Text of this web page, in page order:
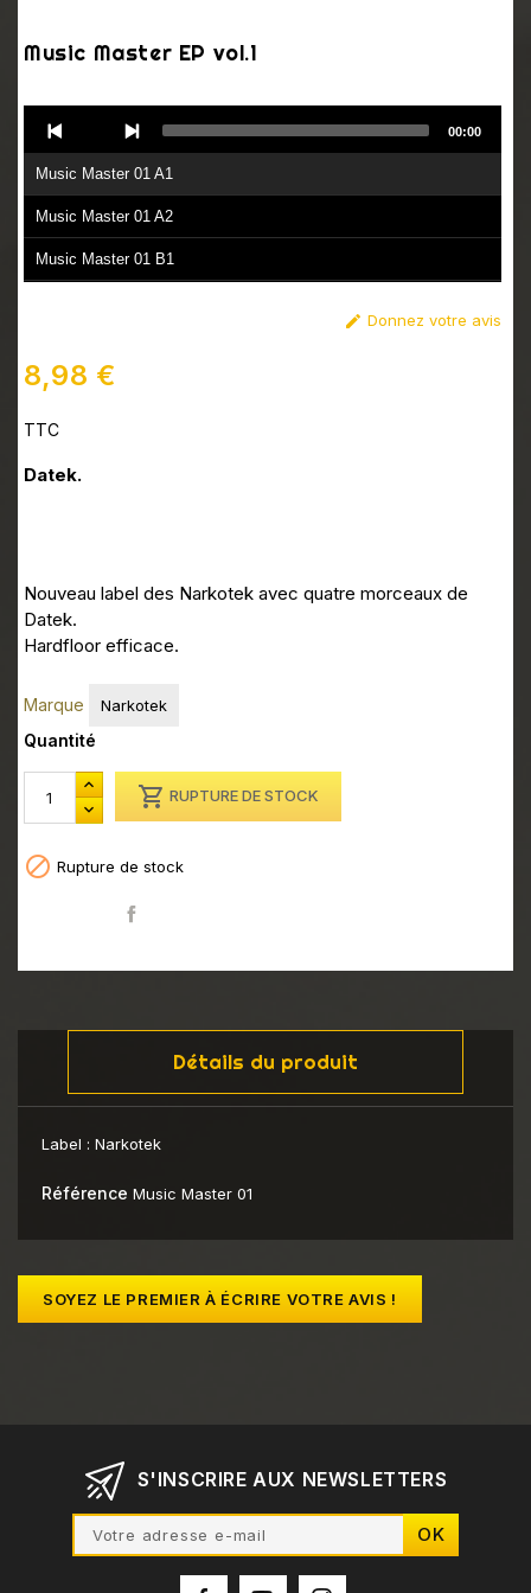
Music Master EP vol.1
Player
Music Master 01 A1
Music Master 01 A2
Music Master 01 B1
00:00
 Donnez votre avis
8,98 €
TTC
Datek.
Nouveau label des Narkotek avec quatre morceaux de
Datek.
Hardfloor efficace.
Marque Narkotek
Quantité
 RUPTURE DE STOCK
 Rupture de stock
Détails du produit
Label : Narkotek
Référence Music Master 01
SOYEZ LE PREMIER À ÉCRIRE VOTRE AVIS !
S'INSCRIRE AUX NEWSLETTERS